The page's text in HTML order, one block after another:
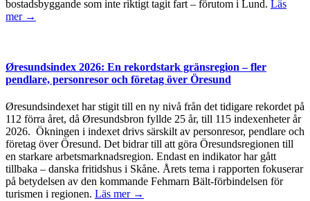
bostadsbyggande som inte riktigt tagit fart – förutom i Lund. Läs
mer →
Øresundsindex 2026: En rekordstark gränsregion – fler
pendlare, personresor och företag över Öresund
Øresundsindexet har stigit till en ny nivå från det tidigare rekordet på
112 förra året, då Øresundsbron fyllde 25 år, till 115 indexenheter år
2026. Ökningen i indexet drivs särskilt av personresor, pendlare och
företag över Öresund. Det bidrar till att göra Öresundsregionen till
en starkare arbetsmarknadsregion. Endast en indikator har gått
tillbaka – danska fritidshus i Skåne. Årets tema i rapporten fokuserar
på betydelsen av den kommande Fehmarn Bält-förbindelsen för
turismen i regionen. Läs mer →